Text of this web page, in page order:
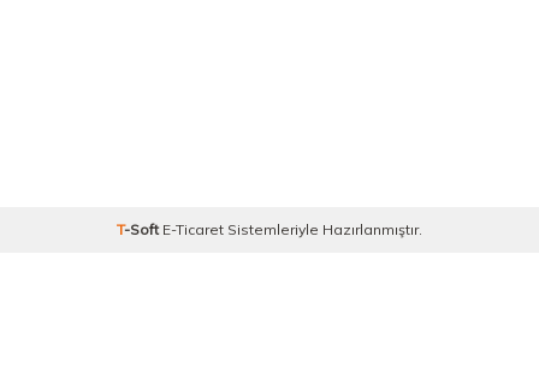
T-Soft E-Ticaret Sistemleriyle Hazırlanmıştır.